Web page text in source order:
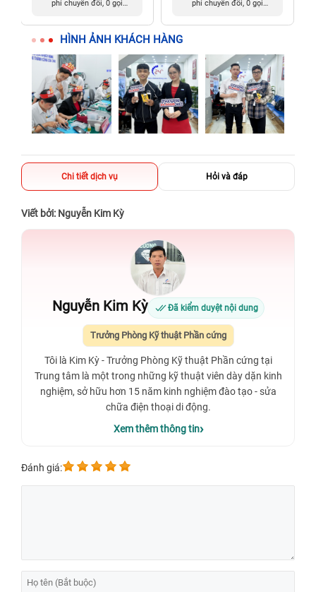
phí chuyển đổi, 0 gọi
phí chuyển đổi, 0 gọi
HÌNH ẢNH KHÁCH HÀNG
Chi tiết dịch vụ Hỏi và đáp
Viết bởi: Nguyễn Kim Kỳ
Nguyễn Kim Kỳ Đã kiểm duyệt nội dung
Trưởng Phòng Kỹ thuật Phần cứng
Tôi là Kim Kỳ - Trưởng Phòng Kỹ thuật Phần cứng tại
Trung tâm là một trong những kỹ thuật viên dày dặn kinh
nghiệm, sở hữu hơn 15 năm kinh nghiệm đào tạo - sửa
chữa điện thoại di động.
Xem thêm thông tin
Đánh giá: